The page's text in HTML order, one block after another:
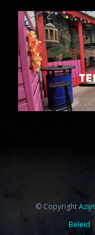
© Copyright
Beleid